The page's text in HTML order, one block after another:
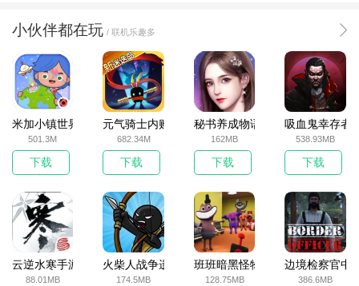
小伙伴都在玩 / 联机乐趣多
米加小镇世界2025官方版
501.3M
下载
元气骑士内购破解版
682.34M
下载
秘书养成物语
162MB
下载
吸血鬼幸存者
538.93MB
下载
云逆水寒手游
88.01MB
火柴人战争遗产无敌版
174.5MB
班班暗黑怪物生存挑战5
128.75MB
边境检察官中
386.6MB